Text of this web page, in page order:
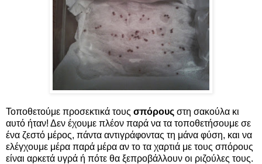
Τοποθετούμε προσεκτικά τους σπόρους στη σακούλα κι
αυτό ήταν! Δεν έχουμε πλέον παρά να τα τοποθετήσουμε σε
ένα ζεστό μέρος, πάντα αντιγράφοντας τη μάνα φύση, και να
ελέγχουμε μέρα παρά μέρα αν το τα χαρτιά με τους σπόρους
είναι αρκετά υγρά ή πότε θα ξεπροβάλλουν οι ριζούλες τους.